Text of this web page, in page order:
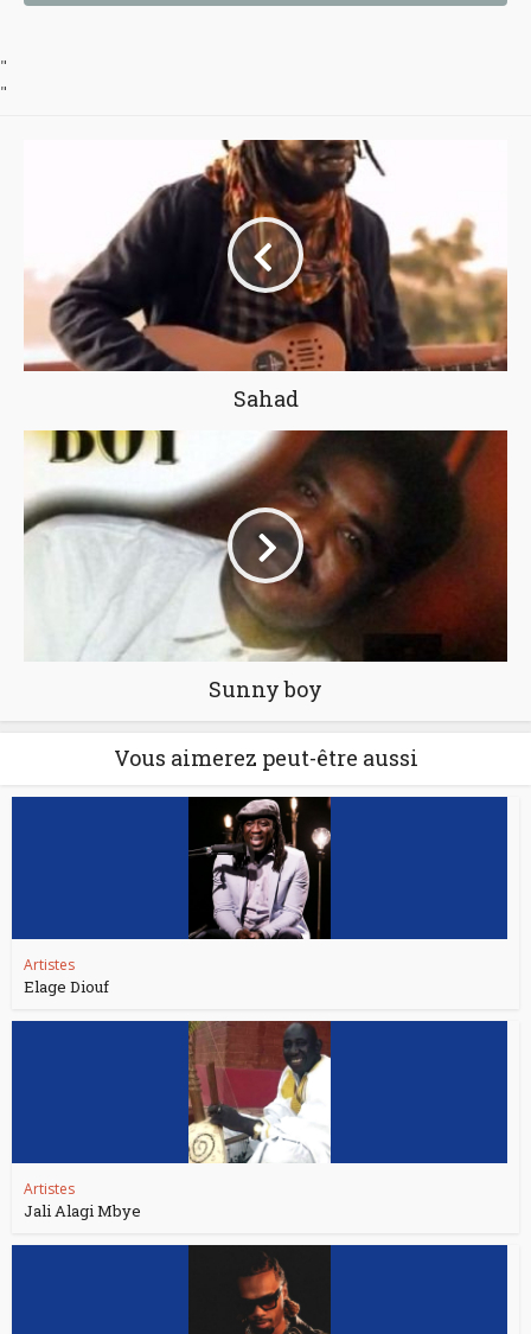
"
"
Sahad
Sunny boy
Vous aimerez peut-être aussi
Artistes
Elage Diouf
Artistes
Jali Alagi Mbye